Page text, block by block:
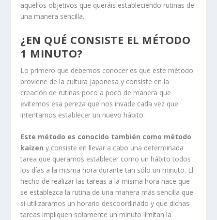
aquellos objetivos que queráis estableciendo rutinas de
una manera sencilla.
¿EN QUÉ CONSISTE EL MÉTODO
1 MINUTO?
Lo primero que debemos conocer es que este método
proviene de la cultura japonesa y consiste en la
creación de rutinas poco a poco de manera que
evitemos esa pereza que nos invade cada vez que
intentamos establecer un nuevo hábito.
Este método es conocido también como método
kaizen y consiste en llevar a cabo una determinada
tarea que queramos establecer como un hábito todos
los días a la misma hora durante tan sólo un minuto. El
hecho de realizar las tareas a la misma hora hace que
se establezca la rutina de una manera más sencilla que
si utilizaramos un horario descoordinado y que dichas
tareas impliquen solamente un minuto limitan la